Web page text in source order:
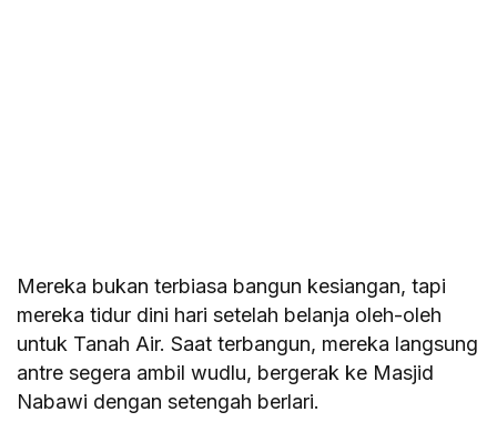
Mereka bukan terbiasa bangun kesiangan, tapi
mereka tidur dini hari setelah belanja oleh-oleh
untuk Tanah Air. Saat terbangun, mereka langsung
antre segera ambil wudlu, bergerak ke Masjid
Nabawi dengan setengah berlari.